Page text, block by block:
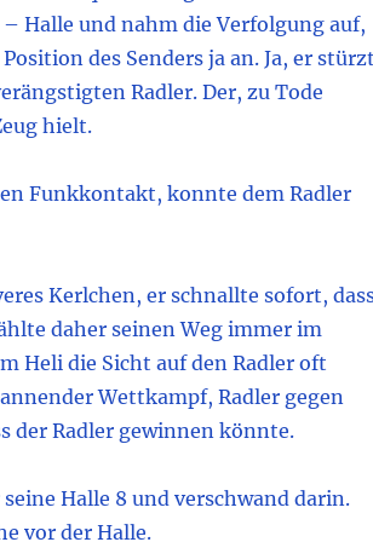
– Halle und nahm die Verfolgung auf,
des Senders ja an. Ja, er
Radler. Der, zu Tode
hielt.
Funkkontakt, konnte dem Radler
Kerlchen, er schnallte sofort,
daher seinen Weg immer im
Heli die Sicht auf den Radler oft
Wettkampf, Radler gegen
der Radler gewinnen könnte.
Halle 8 und verschwand darin.
vor der Halle.